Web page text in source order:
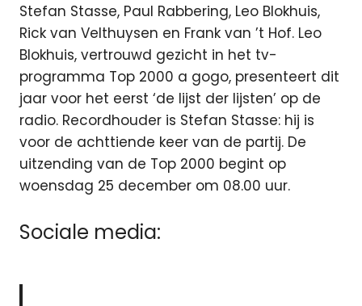
Stefan Stasse, Paul Rabbering, Leo Blokhuis,
Rick van Velthuysen en Frank van ’t Hof. Leo
Blokhuis, vertrouwd gezicht in het tv-
programma Top 2000 a gogo, presenteert dit
jaar voor het eerst ‘de lijst der lijsten’ op de
radio. Recordhouder is Stefan Stasse: hij is
voor de achttiende keer van de partij. De
uitzending van de Top 2000 begint op
woensdag 25 december om 08.00 uur.
Sociale media: